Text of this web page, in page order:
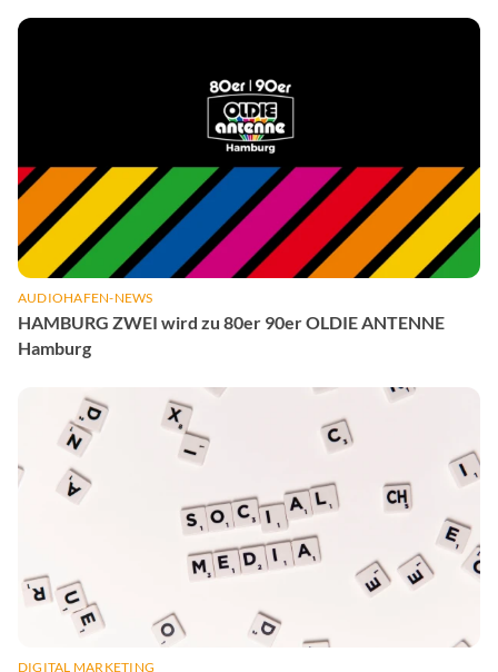
AUDIOHAFEN-NEWS
HAMBURG ZWEI wird zu 80er 90er OLDIE ANTENNE
Hamburg
DIGITAL MARKETING